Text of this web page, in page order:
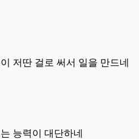
저딴 걸로 써서 일을 만드네
능력이 대단하네